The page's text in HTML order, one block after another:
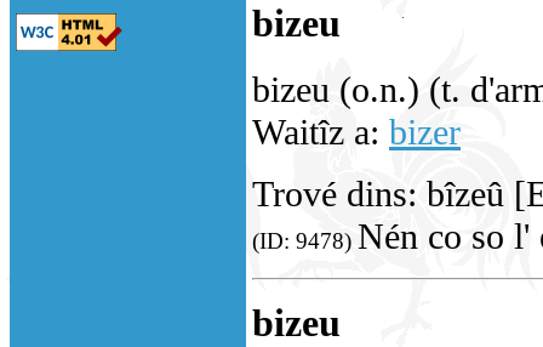
bizeu
bizeu (o.n.) (t.
Waitîz a: bizer
Trové dins: bîzeû
(ID: 9478) Nén co so l'
bizeu